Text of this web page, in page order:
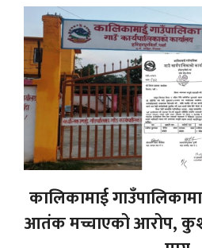
कालिकामाई
आतंक मच्चाएको आरोप,